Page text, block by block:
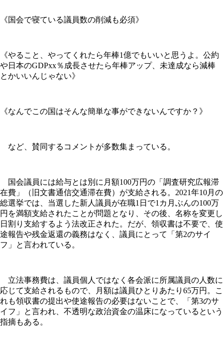
《国会で寝ている議員数の削減も必須》
《やること、やってくれたら年棒1億でもいいと思うよ。公約
や日本のGDPxx％成長させたら年棒アップ、未達成なら減棒
とかいいんじゃない》
《なんでこの国はそんな簡単な事ができないんですか？》
など、賛同するコメントが多数集まっている。
国会議員には給与とは別に月額100万円の「調査研究広報滞
在費」（旧文書通信交通滞在費）が支給される。2021年10月の
総選挙では、当選した新人議員が在職1日で1カ月ぶんの100万
円を満額支給されたことが問題となり、その後、名称を変更し
日割り支給するよう法改正された。だが、領収書は不要で、使
途報告や残金返還の義務はなく、議員にとって「第2のサイ
フ」と言われている。
立法事務費は、議員個人ではなく各会派に所属議員の人数に
応じて支給されるもので、月額は議員ひとりあたり65万円。こ
れも領収書の提出や使途報告の必要はないことで、「第3のサ
イフ」と言われ、不透明な政治資金の温床になっているという
指摘もある。